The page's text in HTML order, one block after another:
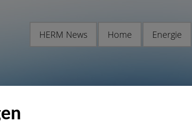
HERM News Home Energie